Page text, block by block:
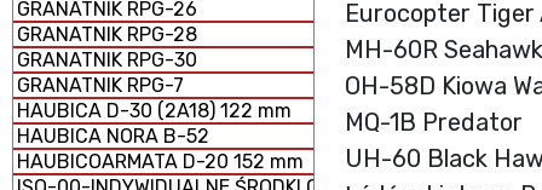
GRANATNIK RPG-26
GRANATNIK RPG-28
GRANATNIK RPG-30
GRANATNIK RPG-7
HAUBICA D-30 (2A18) 122 mm
HAUBICA NORA B-52
HAUBICOARMATA D-20 152 mm
Eurocopter Tiger
MH-60R Seahawk
OH-58D Kiowa
MQ-1B Predator
UH-60 Black